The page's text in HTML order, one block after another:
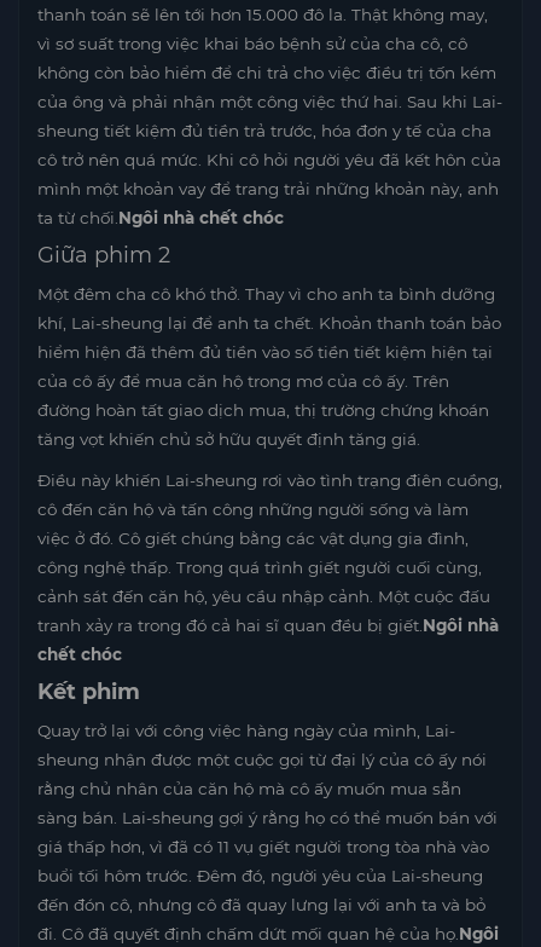
thanh toán sẽ lên tới hơn 15.000 đô la. Thật không may,
vì sơ suất trong việc khai báo bệnh sử của cha cô, cô
không còn bảo hiểm để chi trả cho việc điều trị tốn kém
của ông và phải nhận một công việc thứ hai. Sau khi Lai-
sheung tiết kiệm đủ tiền trả trước, hóa đơn y tế của cha
cô trở nên quá mức. Khi cô hỏi người yêu đã kết hôn của
mình một khoản vay để trang trải những khoản này, anh
ta từ chối.Ngôi nhà chết chóc
Giữa phim 2
Một đêm cha cô khó thở. Thay vì cho anh ta bình dưỡng
khí, Lai-sheung lại để anh ta chết. Khoản thanh toán bảo
hiểm hiện đã thêm đủ tiền vào số tiền tiết kiệm hiện tại
của cô ấy để mua căn hộ trong mơ của cô ấy. Trên
đường hoàn tất giao dịch mua, thị trường chứng khoán
tăng vọt khiến chủ sở hữu quyết định tăng giá.
Điều này khiến Lai-sheung rơi vào tình trạng điên cuồng,
cô đến căn hộ và tấn công những người sống và làm
việc ở đó. Cô giết chúng bằng các vật dụng gia đình,
công nghệ thấp. Trong quá trình giết người cuối cùng,
cảnh sát đến căn hộ, yêu cầu nhập cảnh. Một cuộc đấu
tranh xảy ra trong đó cả hai sĩ quan đều bị giết.Ngôi nhà
chết chóc
Kết phim
Quay trở lại với công việc hàng ngày của mình, Lai-
sheung nhận được một cuộc gọi từ đại lý của cô ấy nói
rằng chủ nhân của căn hộ mà cô ấy muốn mua sẵn
sàng bán. Lai-sheung gợi ý rằng họ có thể muốn bán với
giá thấp hơn, vì đã có 11 vụ giết người trong tòa nhà vào
buổi tối hôm trước. Đêm đó, người yêu của Lai-sheung
đến đón cô, nhưng cô đã quay lưng lại với anh ta và bỏ
đi. Cô đã quyết định chấm dứt mối quan hệ của họ.Ngôi